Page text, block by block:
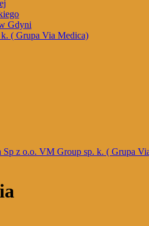
Gdyni
( Grupa Via Medica)
z o.o. VM Group sp. k. ( Grupa